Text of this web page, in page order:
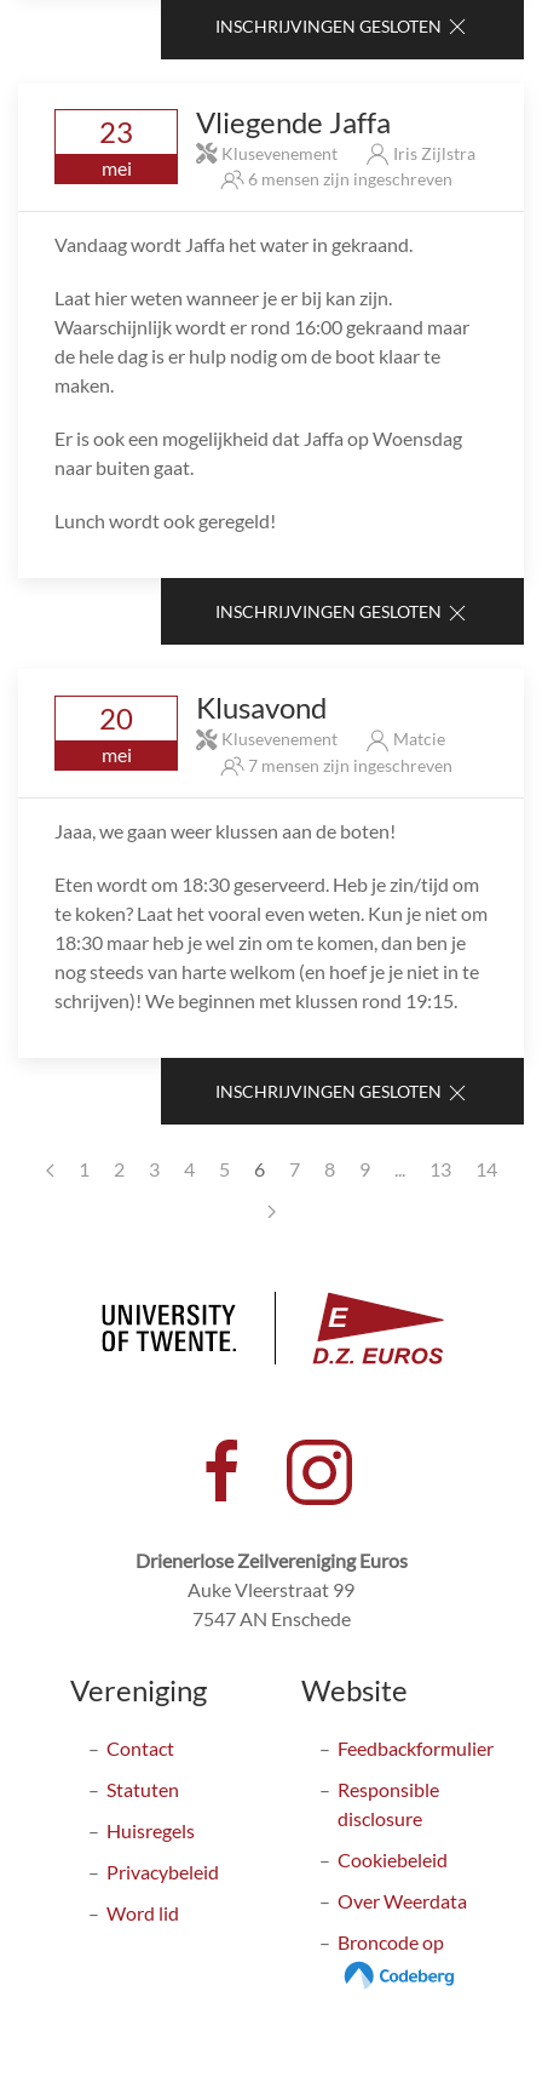
INSCHRIJVINGEN GESLOTEN
23
mei
Vliegende Jaffa
Klusevenement
Iris Zijlstra
6 mensen zijn ingeschreven
Vandaag wordt Jaffa het water in gekraand.
Laat hier weten wanneer je er bij kan zijn.
Waarschijnlijk wordt er rond 16:00 gekraand maar
de hele dag is er hulp nodig om de boot klaar te
maken.
Er is ook een mogelijkheid dat Jaffa op Woensdag
naar buiten gaat.
Lunch wordt ook geregeld!
INSCHRIJVINGEN GESLOTEN
20
mei
Klusavond
Klusevenement
Matcie
7 mensen zijn ingeschreven
Jaaa, we gaan weer klussen aan de boten!
Eten wordt om 18:30 geserveerd. Heb je zin/tijd om
te koken? Laat het vooral even weten. Kun je niet om
18:30 maar heb je wel zin om te komen, dan ben je
nog steeds van harte welkom (en hoef je je niet in te
schrijven)! We beginnen met klussen rond 19:15.
INSCHRIJVINGEN GESLOTEN
1 2 3 4 5 6 7 8 9 ... 13 14
Drienerlose Zeilvereniging Euros
Auke Vleerstraat 99
7547 AN Enschede
Vereniging
Contact
Statuten
Huisregels
Privacybeleid
Word lid
Website
Feedbackformulier
Responsible
disclosure
Cookiebeleid
Over Weerdata
Broncode op